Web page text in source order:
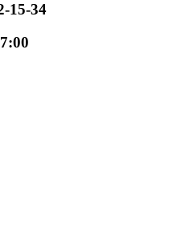
15-34